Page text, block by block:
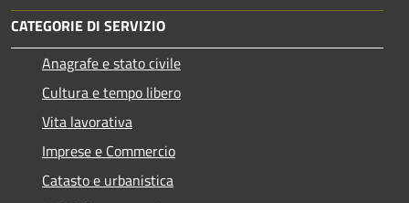
CATEGORIE DI SERVIZIO
Anagrafe e stato civile
Cultura e tempo libero
Vita lavorativa
Imprese e Commercio
Catasto e urbanistica